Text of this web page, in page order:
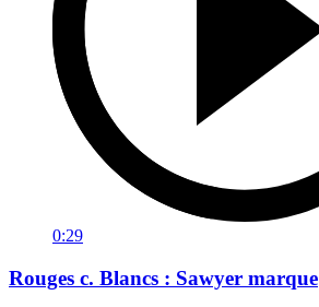
0:29
Rouges c. Blancs : Sawyer marque